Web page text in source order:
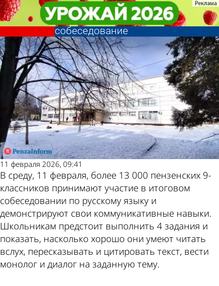
11 февраля пензенские 9-
классники проходят итоговое
собеседование
Учеба
11 февраля 2026, 09:41
В среду, 11 февраля, более 13 000 пензенских 9-
классников принимают участие в итоговом
собеседовании по русскому языку и
демонстрируют свои коммуникативные навыки.
Школьникам предстоит выполнить 4 задания и
показать, насколько хорошо они умеют читать
вслух, пересказывать и цитировать текст, вести
монолог и диалог на заданную тему.
11 февраля пензенские 9-
классники проходят итоговое
собеседование
Учеба
Другие новости по
теме
Погода и курсы
валют в Пензе